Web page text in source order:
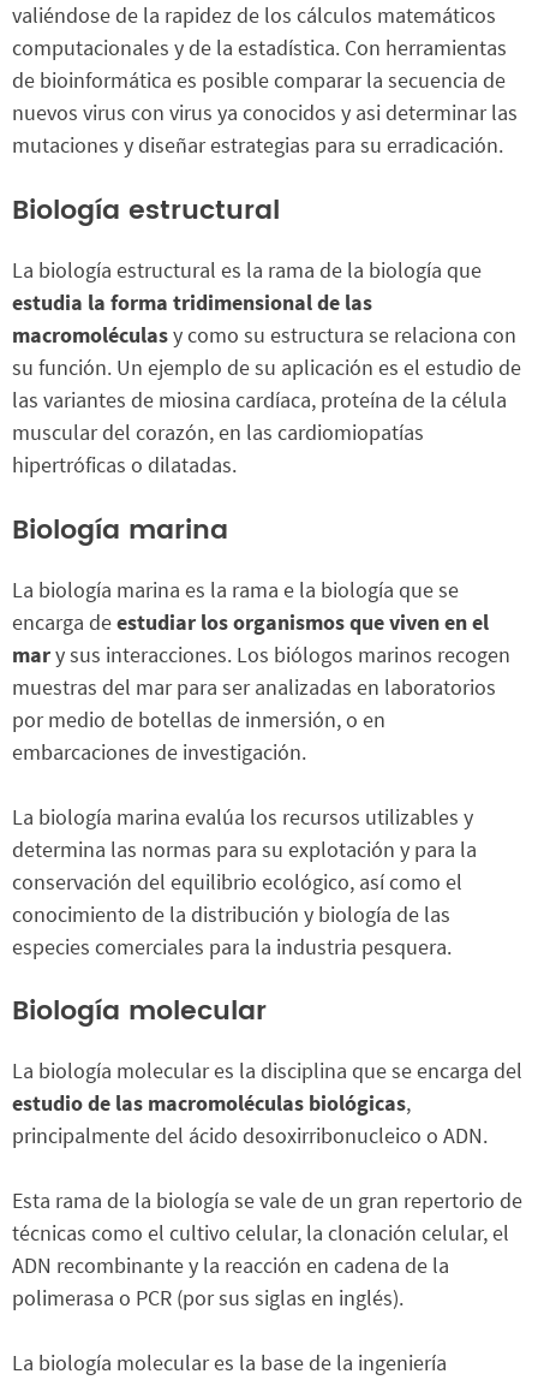
valiéndose de la rapidez de los cálculos matemáticos
computacionales y de la estadística. Con herramientas
de bioinformática es posible comparar la secuencia de
nuevos virus con virus ya conocidos y asi determinar las
mutaciones y diseñar estrategias para su erradicación.
Biología estructural
La biología estructural es la rama de la biología que
estudia la forma tridimensional de las
macromoléculasy como su estructura se relaciona con
su función. Un ejemplo de su aplicación es el estudio de
las variantes de miosina cardíaca, proteína de la célula
muscular del corazón, en las cardiomiopatías
hipertróficas o dilatadas.
Biología marina
La biología marina es la rama e la biología que se
encarga deestudiar los organismos que viven en el
mary sus interacciones. Los biólogos marinos recogen
muestras del mar para ser analizadas en laboratorios
por medio de botellas de inmersión, o en
embarcaciones de investigación.
La biología marina evalúa los recursos utilizables y
determina las normas para su explotación y para la
conservación del equilibrio ecológico, así como el
conocimiento de la distribución y biología de las
especies comerciales para la industria pesquera.
Biología molecular
La biología molecular es la disciplina que se encarga del
estudio de las macromoléculas biológicas,
principalmente del ácido desoxirribonucleico o ADN.
Esta rama de la biología se vale de un gran repertorio de
técnicas como el cultivo celular, la clonación celular, el
ADN recombinante y la reacción en cadena de la
polimerasa o PCR (por sus siglas en inglés).
La biología molecular es la base de la ingeniería